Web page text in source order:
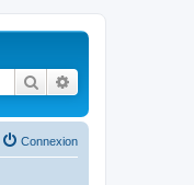
Rechercher
Connexion